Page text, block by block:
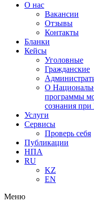
О нас
Вакансии
Отзывы
Контакты
Бланки
Кейсы
Уголовные
Гражданские
О
программы
сознания при
Услуги
Сервисы
Проверь себя
Публикации
НПА
RU
KZ
EN
Меню